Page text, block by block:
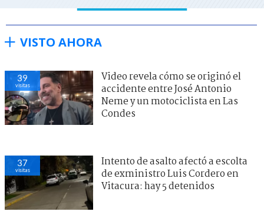
VISTO AHORA
39
visitas
Video revela cómo se originó el
accidente entre José Antonio
Neme y un motociclista en Las
Condes
37
visitas
Intento de asalto afectó a escolta
de exministro Luis Cordero en
Vitacura: hay 5 detenidos